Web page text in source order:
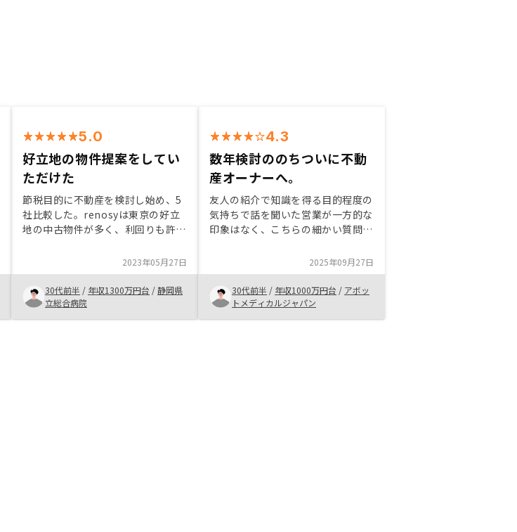
5.0
好立地の物件提案をしてい
ただけた
節税目的に不動産を検討し始め、5
社比較した。renosyは東京の好立
地の中古物件が多く、利回りも許容
しにくい印象を感じた。担当の営業
さんの説明がわかりやすく、信頼が
置けたので、renosyを選びまし
た。
2023年05月27日
30代前半 / 年収1300万円台 /静岡県
立総合病院
4.3
数年検討ののちついに不動
産オーナーへ。
友人の紹介で知識を得る目的程度の
気持ちで話を聞いた営業が一方的な
印象はなく、こちらの細かい質問に
を提示してくれわかりやすかった。
提案いただいた物件はいい物件であ
ったため契約を決めた。
2025年09月27日
30代前半 / 年収1000万円台 / アボッ
トメディカルジャパン